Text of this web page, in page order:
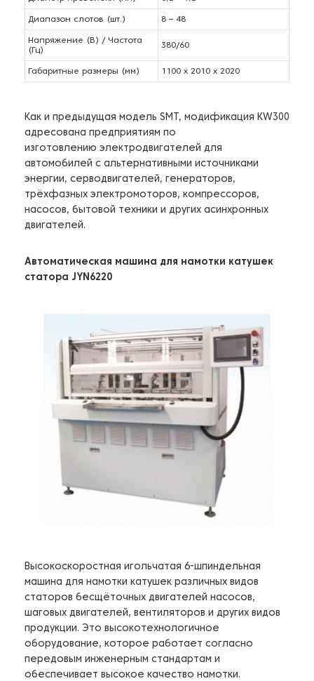
Диапазон слотов (шт.) 8 – 48
Напряжение (В) / Частота
(Гц)
380/60
Габаритные размеры (мм) 1100 х 2010 х 2020
Как и предыдущая модель SMT, модификация KW300
адресована предприятиям по
изготовлению электродвигателей для
автомобилей с альтернативными источниками
энергии, серводвигателей, генераторов,
трёхфазных электромоторов, компрессоров,
насосов, бытовой техники и других асинхронных
двигателей.
Автоматическая машина для намотки катушек
статора JYN6220
Высокоскоростная игольчатая 6-шпиндельная
машина для намотки катушек различных видов
статоров бесщёточных двигателей насосов,
шаговых двигателей, вентиляторов и других видов
продукции. Это высокотехнологичное
оборудование, которое работает согласно
передовым инженерным стандартам и
обеспечивает высокое качество намотки.